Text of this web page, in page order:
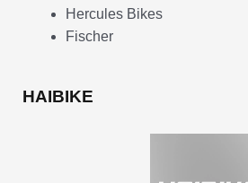
Hercules Bikes
Fischer
HAIBIKE